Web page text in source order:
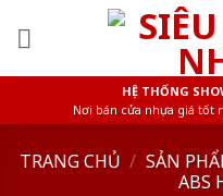
HỆ THỐNG
Nơi bán cửa nhựa giá tốt
TRANG CHỦ / SẢN
ABS